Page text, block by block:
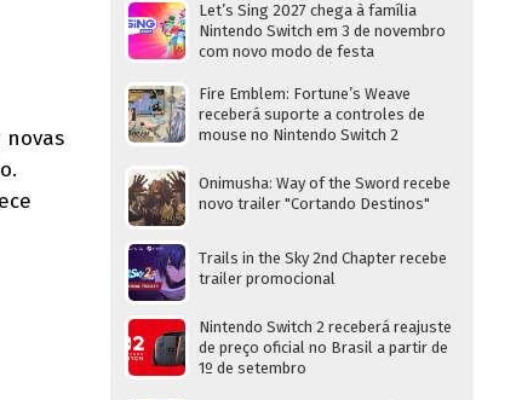
novas
Let’s Sing 2027 chega à família
Nintendo Switch em 3 de novembro
com novo modo de festa
Fire Emblem: Fortune’s Weave
receberá suporte a controles de
mouse no Nintendo Switch 2
Onimusha: Way of the Sword recebe
novo trailer "Cortando Destinos"
Trails in the Sky 2nd Chapter recebe
trailer promocional
Nintendo Switch 2 receberá reajuste
de preço oficial no Brasil a partir de
1º de setembro